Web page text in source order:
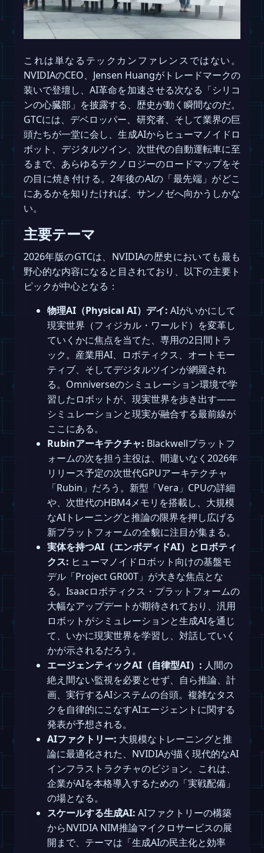
これは単なるテックカンファレンスではない。
NVIDIAのCEO、Jensen Huangがトレードマークの
装いで登壇し、AI革命を加速させる次なる「シリコ
ンの心臓部」を披露する、歴史が動く瞬間なのだ。
GTCには、デベロッパー、研究者、そして業界の巨
頭たちが一堂に会し、生成AIからヒューマノイドロ
ボット、デジタルツイン、次世代の自動運転車に至
るまで、あらゆるテクノロジーのロードマップをそ
の目に焼き付ける。2年後のAIの「最先端」がどこ
にあるかを知りたければ、サンノゼへ向かうしかな
い。
主要テーマ
2026年版のGTCは、NVIDIAの歴史においても最も
野心的な内容になると目されており、以下の主要ト
ピックが中心となる：
物理AI（Physical AI）デイ: AIがいかにして
現実世界（フィジカル・ワールド）を変革し
ていくかに焦点を当てた、専用の2日間トラ
ック。産業用AI、ロボティクス、オートモー
ティブ、そしてデジタルツインが網羅され
る。Omniverseのシミュレーション環境で学
習したロボットが、現実世界を歩き出す――
シミュレーションと現実が融合する最前線が
ここにある。
Rubinアーキテクチャ: Blackwellプラットフ
ォームの次を担う主役は、間違いなく2026年
リリース予定の次世代GPUアーキテクチャ
「Rubin」だろう。新型「Vera」CPUの詳細
や、次世代のHBM4メモリを搭載し、大規模
なAIトレーニングと推論の限界を押し広げる
新プラットフォームの全貌に注目が集まる。
実体を持つAI（エンボディドAI）とロボティ
クス: ヒューマノイドロボット向けの基盤モ
デル「Project GR00T」が大きな焦点とな
る。Isaacロボティクス・プラットフォームの
大幅なアップデートが期待されており、汎用
ロボットがシミュレーションと生成AIを通じ
て、いかに現実世界を学習し、対話していく
かが示されるだろう。
エージェンティックAI（自律型AI）: 人間の
絶え間ない監視を必要とせず、自ら推論、計
画、実行するAIシステムの台頭。複雑なタス
クを自律的にこなすAIエージェントに関する
発表が予想される。
AIファクトリー: 大規模なトレーニングと推
論に最適化された、NVIDIAが描く現代的なAI
インフラストラクチャのビジョン。これは、
企業がAIを本格導入するための「実戦配備」
の場となる。
スケールする生成AI: AIファクトリーの構築
からNVIDIA NIM推論マイクロサービスの展
開まで、テーマは「生成AIの民主化と効率